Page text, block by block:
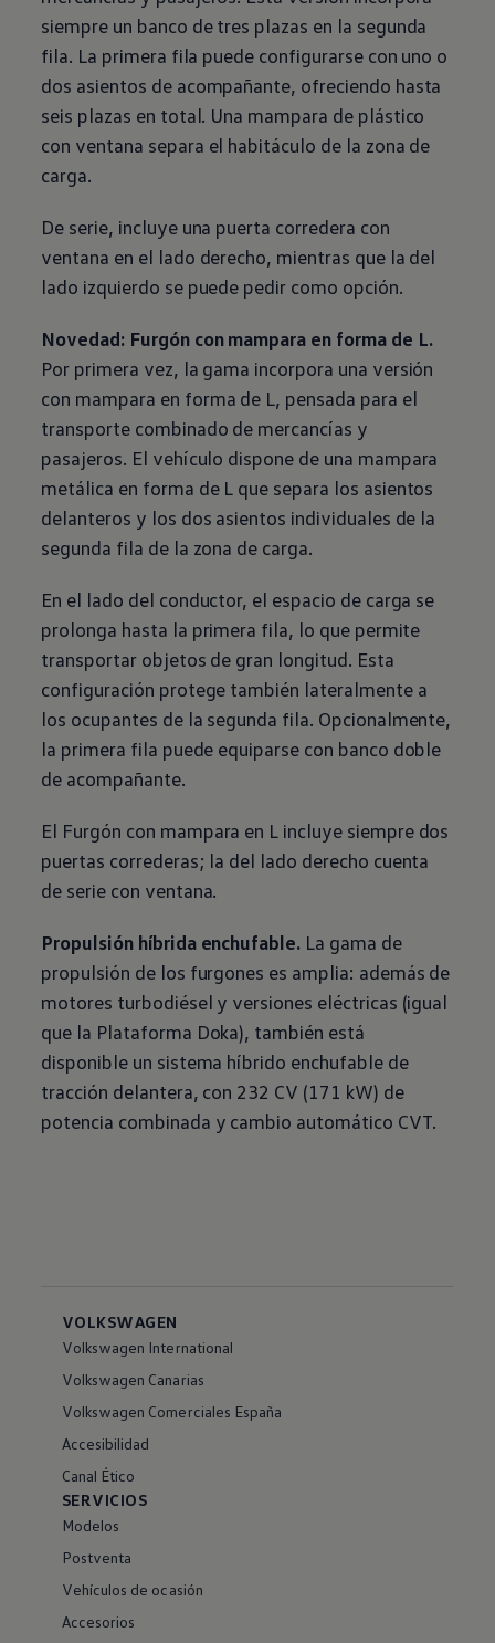
siempre un banco de tres plazas en la segunda
fila. La primera fila puede configurarse con uno o
dos asientos de acompañante, ofreciendo hasta
seis plazas en total. Una mampara de plástico
con ventana separa el habitáculo de la zona de
carga.
De serie, incluye una puerta corredera con
ventana en el lado derecho, mientras que la del
lado izquierdo se puede pedir como opción.
Novedad: Furgón con mampara en forma de L.
Por primera vez, la gama incorpora una versión
con mampara en forma de L, pensada para el
transporte combinado de mercancías y
pasajeros. El vehículo dispone de una mampara
metálica en forma de L que separa los asientos
delanteros y los dos asientos individuales de la
segunda fila de la zona de carga.
En el lado del conductor, el espacio de carga se
prolonga hasta la primera fila, lo que permite
transportar objetos de gran longitud. Esta
configuración protege también lateralmente a
los ocupantes de la segunda fila. Opcionalmente,
la primera fila puede equiparse con banco doble
de acompañante.
El Furgón con mampara en L incluye siempre dos
puertas correderas; la del lado derecho cuenta
de serie con ventana.
Propulsión híbrida enchufable. La gama de
propulsión de los furgones es amplia: además de
motores turbodiésel y versiones eléctricas (igual
que la Plataforma Doka), también está
disponible un sistema híbrido enchufable de
tracción delantera, con 232 CV (171 kW) de
potencia combinada y cambio automático CVT.
VOLKSWAGEN
Volkswagen International
Volkswagen Canarias
Volkswagen Comerciales España
Accesibilidad
Canal Ético
SERVICIOS
Modelos
Postventa
Vehículos de ocasión
Accesorios